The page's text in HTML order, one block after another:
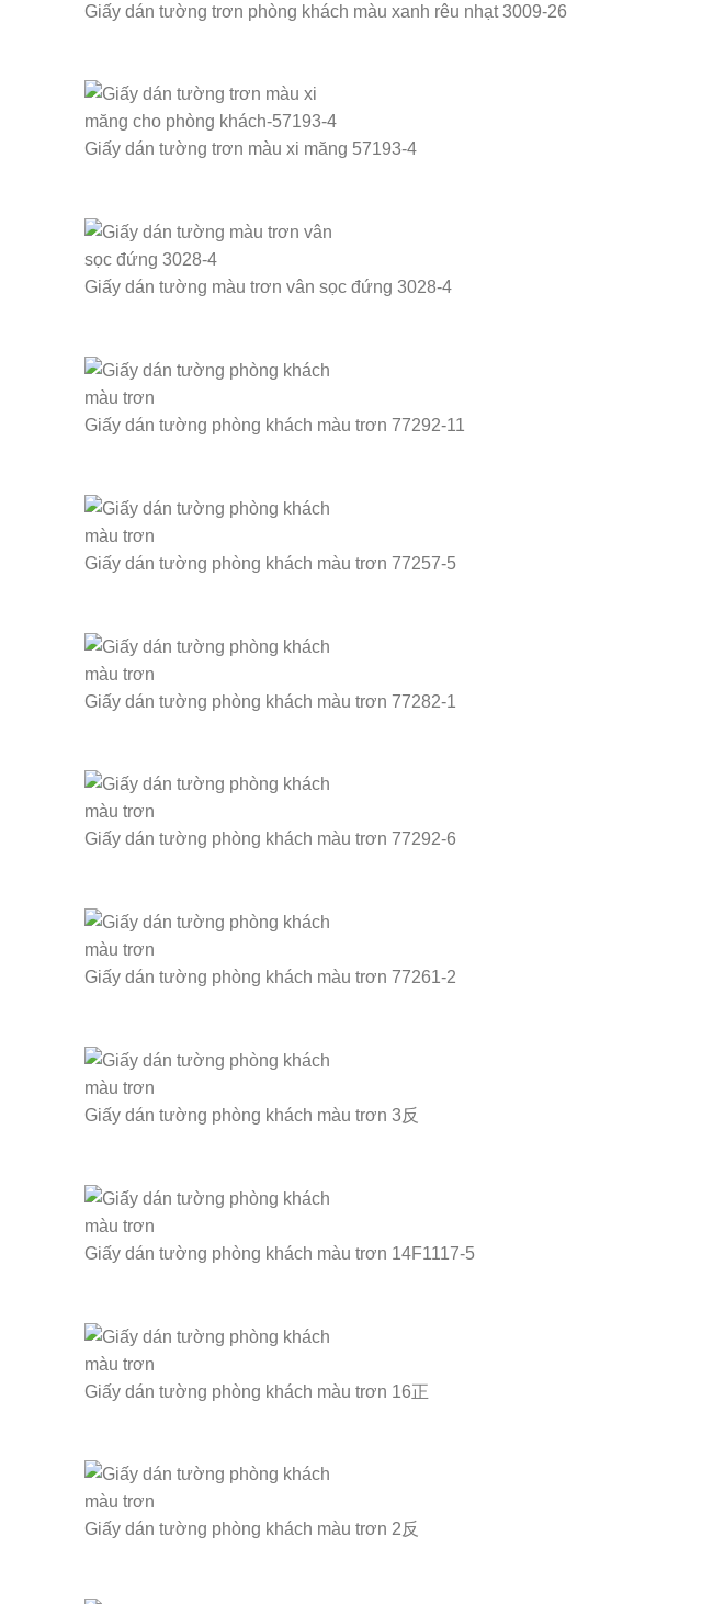
Giấy dán tường trơn phòng khách màu xanh rêu nhạt 3009-26
Giấy dán tường trơn màu xi măng 57193-4
Giấy dán tường màu trơn vân sọc đứng 3028-4
Giấy dán tường phòng khách màu trơn 77292-11
Giấy dán tường phòng khách màu trơn 77257-5
Giấy dán tường phòng khách màu trơn 77282-1
Giấy dán tường phòng khách màu trơn 77292-6
Giấy dán tường phòng khách màu trơn 77261-2
Giấy dán tường phòng khách màu trơn 3反
Giấy dán tường phòng khách màu trơn 14F1117-5
Giấy dán tường phòng khách màu trơn 16正
Giấy dán tường phòng khách màu trơn 2反